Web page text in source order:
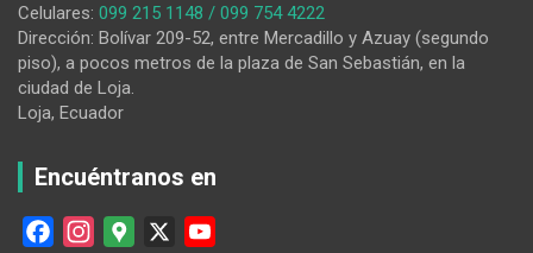
Celulares: 099 215 1148 / 099 754 4222
Dirección: Bolívar 209-52, entre Mercadillo y Azuay (segundo
piso), a pocos metros de la plaza de San Sebastián, en la
ciudad de Loja.
Loja, Ecuador
Encuéntranos en